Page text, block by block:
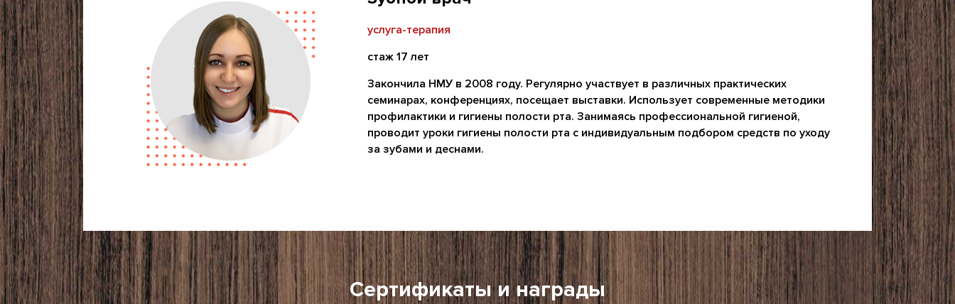
услуга-терапия
стаж 17 лет
Закончила НМУ в 2008 году. Регулярно участвует в различных практических
семинарах, конференциях, посещает выставки. Использует современные методики
профилактики и гигиены полости рта. Занимаясь профессиональной гигиеной,
проводит уроки гигиены полости рта с индивидуальным подбором средств по уходу
за зубами и деснами.
Сертификаты и награды